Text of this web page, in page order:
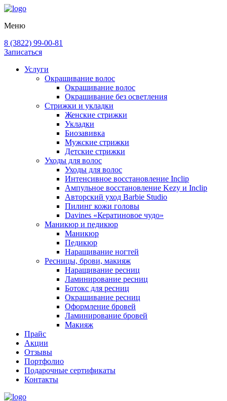
Меню
8 (3822) 99-00-81
Записаться
Услуги
Окрашивание волос
Окрашивание волос
Окрашивание без осветления
Стрижки и укладки
Женские стрижки
Укладки
Биозавивка
Мужские стрижки
Детские стрижки
Уходы для волос
Уходы для волос
Интенсивное восстановление Inclip
Ампульное восстановление Kezy и Inclip
Авторский уход Barbie Studio
Пилинг кожи головы
Davines «Кератиновое чудо»
Маникюр и педикюр
Маникюр
Педикюр
Наращивание ногтей
Ресницы, брови, макияж
Наращивание ресниц
Ламинирование ресниц
Ботокс для ресниц
Окрашивание ресниц
Оформление бровей
Ламинирование бровей
Макияж
Прайс
Акции
Отзывы
Портфолио
Подарочные сертификаты
Контакты